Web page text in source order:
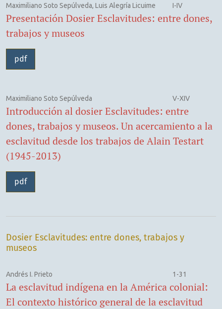
Maximiliano Soto Sepúlveda, Luis Alegría Licuime I-IV
Presentación Dosier Esclavitudes: entre dones,
trabajos y museos
pdf
Maximiliano Soto Sepúlveda V-XIV
Introducción al dosier Esclavitudes: entre
dones, trabajos y museos. Un acercamiento a la
esclavitud desde los trabajos de Alain Testart
(1945-2013)
pdf
Dosier Esclavitudes: entre dones, trabajos y
museos
Andrés I. Prieto 1-31
La esclavitud indígena en la América colonial:
El contexto histórico general de la esclavitud